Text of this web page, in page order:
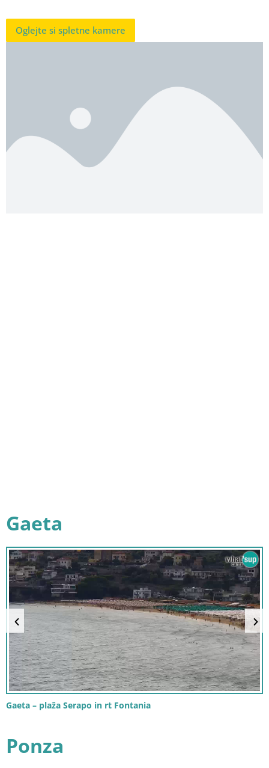
Oglejte si spletne kamere
Gaeta
Gaeta – plaža Serapo in rt Fontania
Ponza